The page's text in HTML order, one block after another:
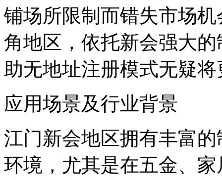
铺场所限制而错失市场
角地区，依托新会强大
助无地址注册模式无疑
应用场景及行业背景
江门新会地区拥有丰富
环境，尤其是在五金、